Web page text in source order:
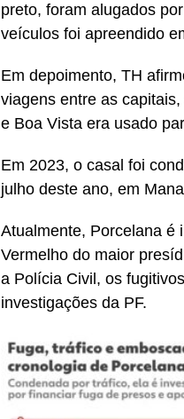
preto, foram alugados
veículos foi apreendido
Em depoimento, TH
viagens entre as
e Boa Vista era usado
Em 2023, o casal foi
julho deste ano, em
Atualmente, Porcelana é
Vermelho do maior
a Polícia Civil, os
investigações da PF.